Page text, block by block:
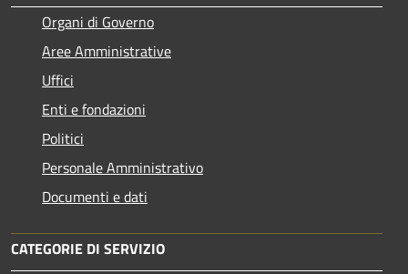
Organi di Governo
Aree Amministrative
Uffici
Enti e fondazioni
Politici
Personale Amministrativo
Documenti e dati
CATEGORIE DI SERVIZIO